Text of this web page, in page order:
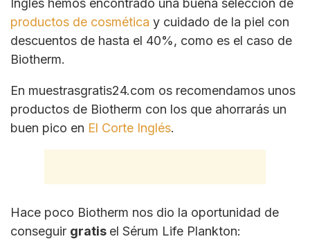
Inglés hemos encontrado una buena selección de
productos de cosmética y cuidado de la piel con
descuentos de hasta el 40%, como es el caso de
Biotherm.
En muestrasgratis24.com os recomendamos unos
productos de Biotherm con los que ahorrarás un
buen pico en El Corte Inglés.
Hace poco Biotherm nos dio la oportunidad de
conseguir gratis el Sérum Life Plankton: